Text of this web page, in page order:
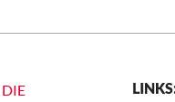
DIE